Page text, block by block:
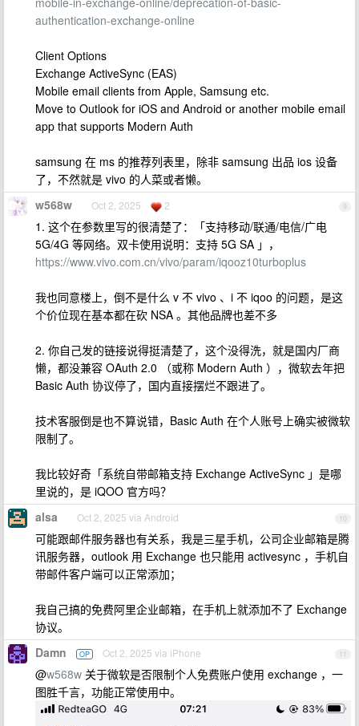
authentication-exchange-online
Client Options
Exchange ActiveSync (EAS)
Mobile email clients from Apple, Samsung etc.
Move to Outlook for iOS and Android or another mobile email
app that supports Modern Auth
samsung 在 ms 的推荐列表里，除非 samsung 出品 ios 设备
了，不然就是 vivo 的人菜或者懒。
9
w568w Oct 2, 2025 2
1. 这个在参数里写的很清楚了：「支持移动/联通/电信/广电
5G/4G 等网络。双卡使用说明：支持 5G SA 」，
https://www.vivo.com.cn/vivo/param/iqooz10turboplus
我也同意楼上，倒不是什么 v 不 vivo 、i 不 iqoo 的问题，是这
个价位现在基本都在砍 NSA 。其他品牌也差不多
2. 你自己发的链接说得挺清楚了，这个没得洗，就是国内厂商
懒，都没兼容 OAuth 2.0 （或称 Modern Auth ），微软去年把
Basic Auth 协议停了，国内直接摆烂不跟进了。
技术客服倒是也不算说错，Basic Auth 在个人账号上确实被微软
限制了。
我比较好奇「系统自带邮箱支持 Exchange ActiveSync 」是哪
里说的，是 iQOO 官方吗？
10
alsa Oct 2, 2025 via Android
可能跟邮件服务器也有关系，我是三星手机，公司企业邮箱是腾
讯服务器，outlook 用 Exchange 也只能用 activesync ，手机自
带邮件客户端可以正常添加；
我自己搞的免费阿里企业邮箱，在手机上就添加不了 Exchange
协议。
11
Damn OP Oct 2, 2025 via iPhone
@w568w 关于微软是否限制个人免费账户使用 exchange ，一
图胜千言，功能正常使用中。